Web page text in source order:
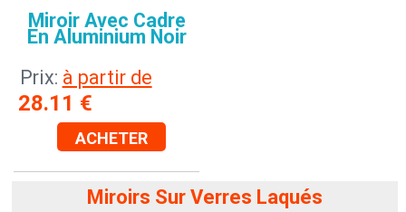
Miroir Avec Cadre
En Aluminium Noir
Prix: à partir de
28.11 €
ACHETER
Miroirs Sur Verres Laqués